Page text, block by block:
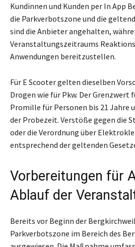
Kundinnen und Kunden per In App
die Parkverbotszone und die
sind die Anbieter angehalten,
Veranstaltungszeitraums
Anwendungen bereitzustellen.
Für E Scooter gelten dieselben
Drogen wie für Pkw. Der Grenzwert
Promille für Personen bis 21 Jahre
der Probezeit. Verstöße gegen die
oder die Verordnung über
entsprechend der geltenden
Vorbereitungen für
Ablauf der
Bereits vor Beginn der
Parkverbotszone im Bereich des